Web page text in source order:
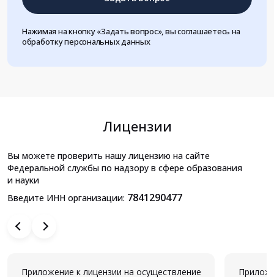
Нажимая на кнопку «Задать вопрос», вы соглашаетесь на
обработку персональных данных
Лицензии
Вы можете проверить нашу лицензию на сайте
Федеральной службы по надзору в сфере образования
и науки
Введите ИНН организации: 7841290477
Приложение к лицензии на осуществление